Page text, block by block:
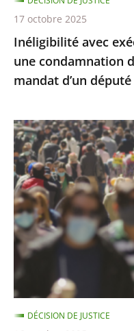
fin
au
mandat
d’un
député
Inéligibilité avec
une condamnation
mandat d’un
17 octobre 2025
Covid-
19
:
l’État
a
respecté
ses
obligations
légales
en
matière
DÉCISION DE JUSTICE